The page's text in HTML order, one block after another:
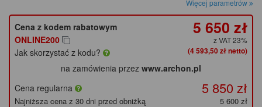
Więcej parametrów
Cena z kodem rabatowym
ONLINE200
Jak skorzystać z kodu?
5 650 zł
z VAT 23%
(4 593,50 zł netto)
na zamówienia przez www.archon.pl
Cena regularna
5 850 zł
Najniższa cena z 30 dni przed obniżką 5 600 zł